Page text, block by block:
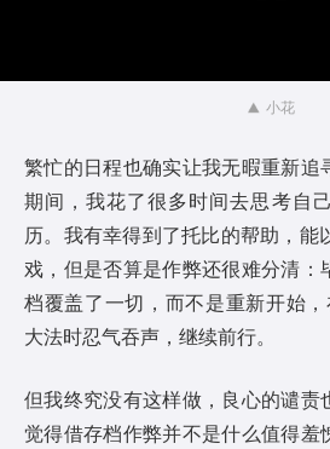
小花
繁忙的日程也确实让我无暇重新追
期间，我花了很多时间去思考自
历。我有幸得到了托比的帮助，能
戏，但是否算是作弊还很难分清：
档覆盖了一切，而不是重新开始
大法时忍气吞声，继续前行。
但我终究没有这样做，良心的谴责
觉得借存档作弊并不是什么值得羞